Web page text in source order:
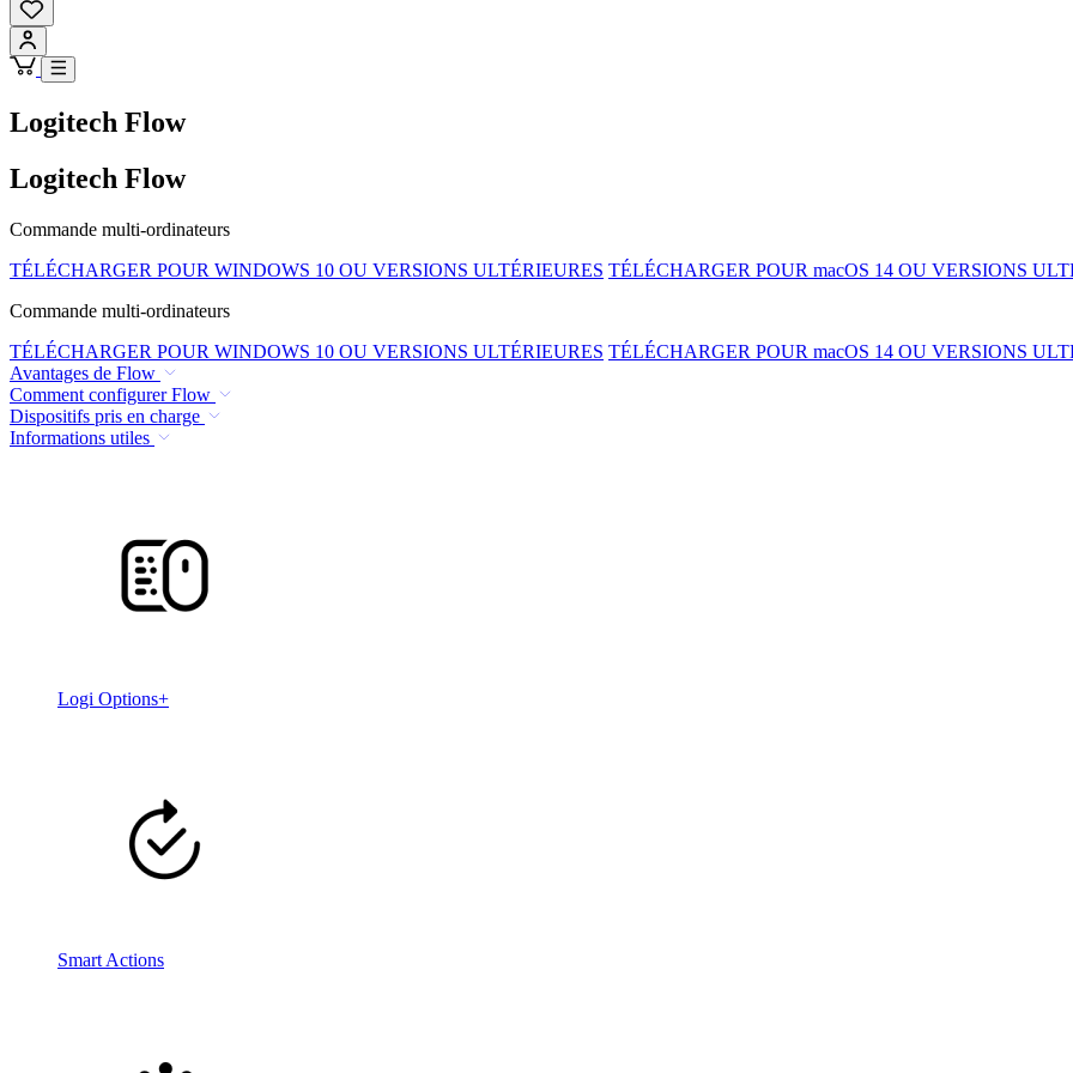
Logitech Flow
Logitech Flow
Commande multi-ordinateurs
TÉLÉCHARGER POUR WINDOWS 10 OU VERSIONS ULTÉRIEURES TÉLÉCHARGER POUR macOS 14 OU VERSIONS
Commande multi-ordinateurs
TÉLÉCHARGER POUR WINDOWS 10 OU VERSIONS ULTÉRIEURES TÉLÉCHARGER POUR macOS 14 OU VERSIONS
Avantages de Flow
Comment configurer Flow
Dispositifs pris en charge
Informations utiles
Logi Options+
Smart Actions